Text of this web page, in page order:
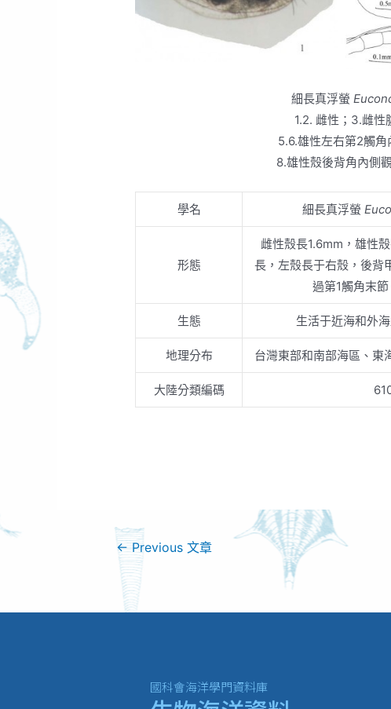
細長真浮螢
1.2. 雌性；3.雌性
5.6.雄性左右第2觸角
8.雄性殼後背角內側
學名 細長真浮螢
形態
雌性殼長1.6mm，雄性
長，左殼長于右殼，後背
過第1觸角末
生態 生活于近海和外
地理分布 台灣東部和南部海區、東
大陸分類編碼
←Previous 文章
國科會海洋學門資料庫